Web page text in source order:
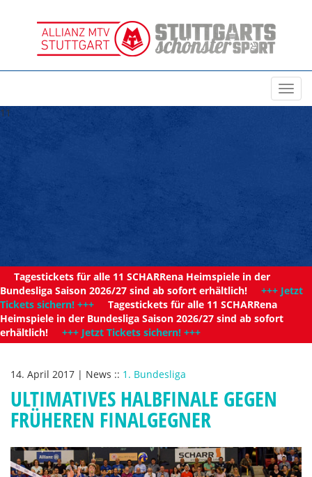
11
Tagestickets für alle 11 SCHARRena Heimspiele in der
Bundesliga Saison 2026/27 sind ab sofort erhältlich! +++ Jetzt
Tickets sichern! +++ Tagestickets für alle 11 SCHARRena
Heimspiele in der Bundesliga Saison 2026/27 sind ab sofort
erhältlich! +++ Jetzt Tickets sichern! +++
14. April 2017 | News :: 1. Bundesliga
ULTIMATIVES HALBFINALE GEGEN
FRÜHEREN FINALGEGNER